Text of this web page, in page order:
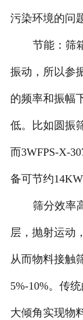
污染环境的问
节能：筛
振动，所以参
的频率和振幅
低。比如圆振
而3WFPS-X-
备可节约14KW
筛分效率
层，抛射运动
从而物料接触
5%-10%。传
大倾角实现物